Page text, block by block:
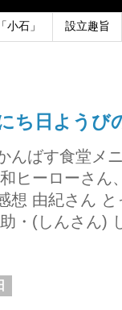
小石」 設立趣旨
ち日ようび
んばす食堂メ
ヒーローさん
想 由紀さん
助・(しんさん)